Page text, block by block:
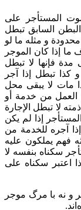
المستأجر على
السابق تبطل
محدودة و مثله ما لو
ما إذا كان الموجر
فإنها لا تبطل
كذا تبطل إذا آجر
مات لا يبقى محل
العمل من خدمة أو
لا تبطل الإجارة
إذا لم يكن
آجره للخدمة من
فهم يملكون عليه
سكناه بنفسه لا
اعتبر سكناه على
و نه با مرگ موجر